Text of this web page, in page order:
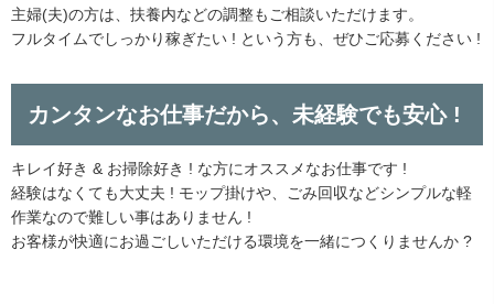
主婦(夫)の方は、扶養内などの調整もご相談いただけます。
フルタイムでしっかり稼ぎたい ! という方も、ぜひご応募ください !
カンタンなお仕事だから、未経験でも安心 !
キレイ好き & お掃除好き ! な方にオススメなお仕事です !
経験はなくても大丈夫 ! モップ掛けや、ごみ回収などシンプルな軽
作業なので難しい事はありません !
お客様が快適にお過ごしいただける環境を一緒につくりませんか ?